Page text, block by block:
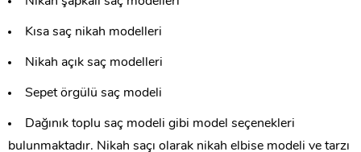
Kısa saç nikah modelleri
Nikah açık saç modelleri
Sepet örgülü saç modeli
Dağınık toplu saç modeli gibi model seçenekleri
bulunmaktadır. Nikah saçı olarak nikah elbise modeli ve tarzı